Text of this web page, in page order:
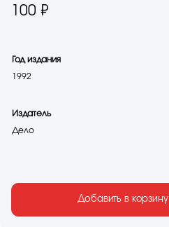
100 ₽
Год издания
1992
Издатель
Дело
Добавить в корзину